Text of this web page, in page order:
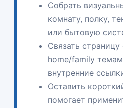
Собрать
комнату, полку,
или бытовую
Связать
home/family
внутренние
Оставить
помогает